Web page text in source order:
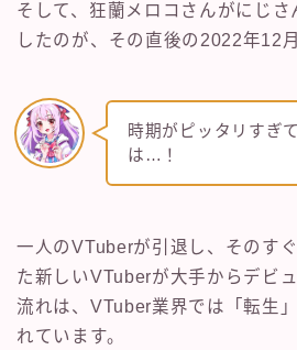
そして、狂蘭メロコさんがにじ
したのが、その直後の2022年12
時期がピッタリすぎ
は…！
一人のVTuberが引退し、そのす
た新しいVTuberが大手からデビ
流れは、VTuber業界では「転生
れています。